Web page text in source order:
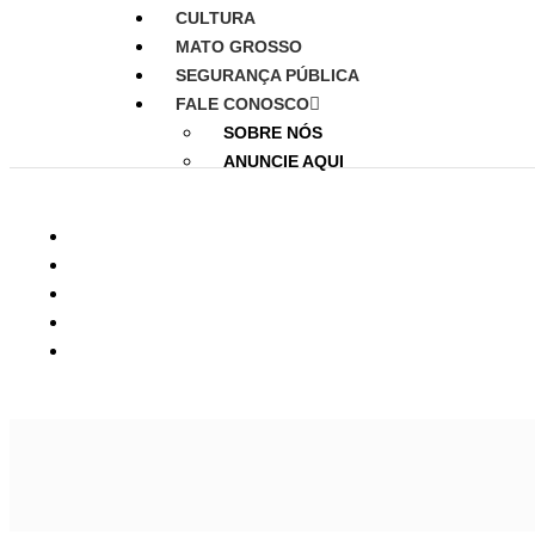
CULTURA
MATO GROSSO
SEGURANÇA PÚBLICA
FALE CONOSCO
SOBRE NÓS
ANUNCIE AQUI